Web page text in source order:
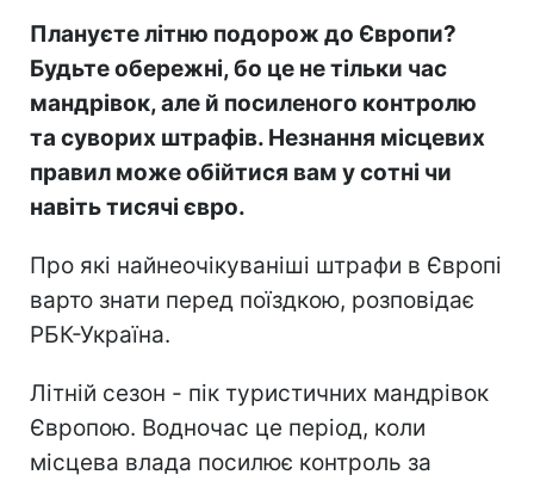
Плануєте літню подорож до Європи?
Будьте обережні, бо це не тільки час
мандрівок, але й посиленого контролю
та суворих штрафів. Незнання місцевих
правил може обійтися вам у сотні чи
навіть тисячі євро.
Про які найнеочікуваніші штрафи в Європі
варто знати перед поїздкою, розповідає
РБК-Україна.
Літній сезон - пік туристичних мандрівок
Європою. Водночас це період, коли
місцева влада посилює контроль за